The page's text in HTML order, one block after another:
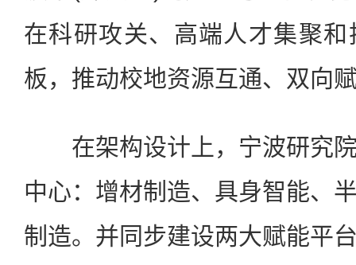
在科研攻关、高端人才集聚
板，推动校地资源互通、双向
在架构设计上，宁波研究院
中心：增材制造、具身智能、
制造。并同步建设两大赋能平